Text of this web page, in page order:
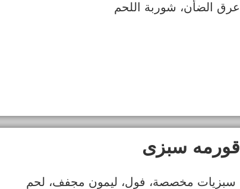
عرق الضأن، شوربة اللحم
قورمه سبزی
سبزيات مخصصة، فول، ليمون مجفف، لحم